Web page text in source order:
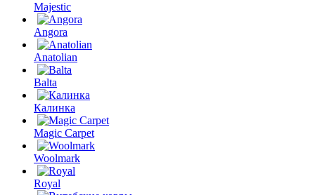
Majestic
Angora
Anatolian
Balta
Калинка
Magic Carpet
Woolmark
Royal